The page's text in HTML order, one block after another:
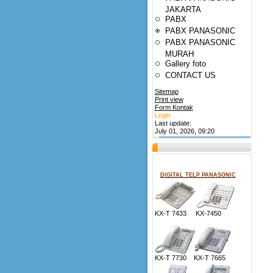
JAKARTA
PABX
PABX PANASONIC
PABX PANASONIC
MURAH
Gallery foto
CONTACT US
Sitemap
Print view
Form Kontak
Login
Last update:
July 01, 2026, 09:20
DIGITAL TELP PANASONIC
KX-T 7433 KX-7450
KX-T 7730 KX-T 7665